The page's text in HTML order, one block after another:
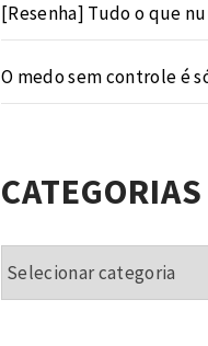
[Resenha] Tudo o que
O medo sem controle é
CATEGORIAS